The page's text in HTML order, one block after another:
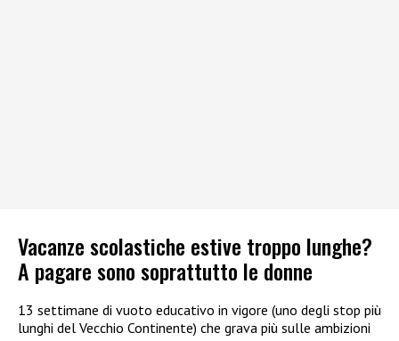
Vacanze scolastiche estive troppo lunghe?
A pagare sono soprattutto le donne
13 settimane di vuoto educativo in vigore (uno degli stop più
lunghi del Vecchio Continente) che grava più sulle ambizioni